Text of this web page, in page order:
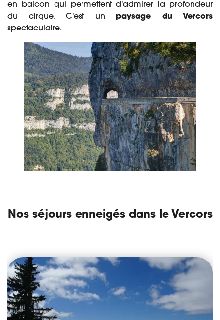
en balcon qui permettent d'admirer la profondeur
du cirque. C'est un paysage du Vercors
spectaculaire.
Nos séjours enneigés dans le Vercors